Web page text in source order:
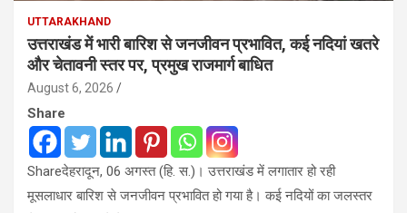
UTTARAKHAND
उत्तराखंड में भारी बारिश से जनजीवन प्रभावित, कई नदियां खतरे
और चेतावनी स्तर पर, प्रमुख राजमार्ग बाधित
August 6, 2026
Share
Shareदेहरादून, 06 अगस्त (हि. स.)। उत्तराखंड में लगातार हो रही
मूसलाधार बारिश से जनजीवन प्रभावित हो गया है। कई नदियों का जलस्तर